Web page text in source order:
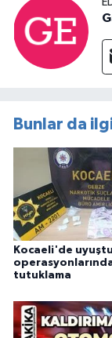
Bunlar da
Kocaeli'de
tutuklama